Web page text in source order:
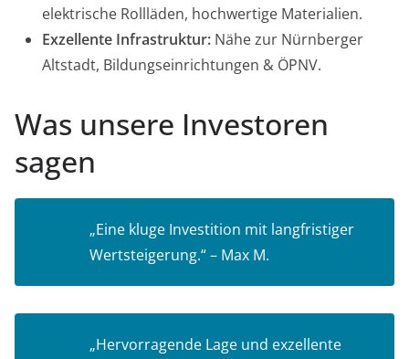
elektrische Rollläden, hochwertige Materialien.
Exzellente Infrastruktur: Nähe zur Nürnberger
Altstadt, Bildungseinrichtungen & ÖPNV.
Was unsere Investoren
sagen
„Eine kluge Investition mit langfristiger
Wertsteigerung.“ – Max M.
„Hervorragende Lage und exzellente